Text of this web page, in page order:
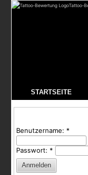
Tattoo-
STARTSEITE
Benutzername: *
Passwort: *